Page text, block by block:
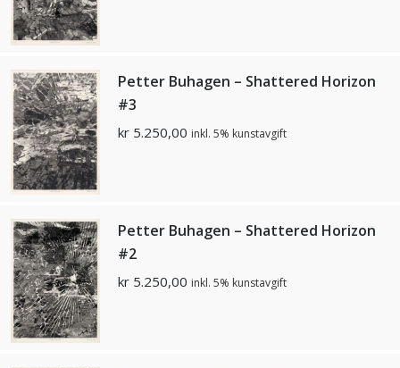
Petter Buhagen – Shattered Horizon
#3
kr 5.250,00 inkl. 5% kunstavgift
Petter Buhagen – Shattered Horizon
#2
kr 5.250,00 inkl. 5% kunstavgift